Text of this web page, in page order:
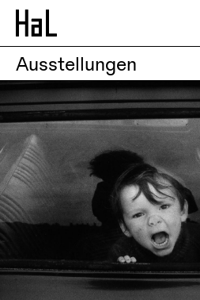
Ausstellungen